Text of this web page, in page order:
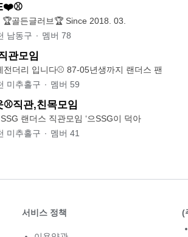
⚾️ SSG랜더스 직관모임 🏆골든글러브🏆 Since 2018. 03.
남동구 ∙ 멤버 78
관모임
SSG랜더스 직관 모임 레전더리 입니다⚾️ 87-05년생까지 랜더스 팬
미추홀구 ∙ 멤버 59
⚾️직관,친목모임
입 대환영❤️❤️ ⚾ SSG 랜더스 직관모임 ‘으SSG이 덕아
미추홀구 ∙ 멤버 41
서비스 정책
(